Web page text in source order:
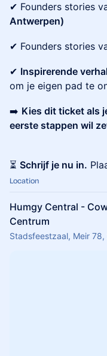
✔ Founders stories
Antwerpen)
✔ Founders stories
✔ Inspirerende
om je eigen pad te
➡️ Kies dit ticket als
eerste stappen wil
⏳ Schrijf je nu in.
Location
Humgy Central -
Centrum
Stadsfeestzaal, Meir